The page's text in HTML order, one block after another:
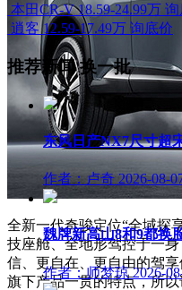
全新一代奇骏定位“全域探
技座舱、全地形驾控于一
信、更自在、更自由的驾
旗下产品一贯的特点，所
本田CR-V 18.59-24.99万 询
逍客 12.59-17.49万 询底价
推荐新闻换一批
东风日产NX7尺寸超
作者：卢奇 2026-08-
魏牌新高山8和9都换
作者：师梦琼 2026-